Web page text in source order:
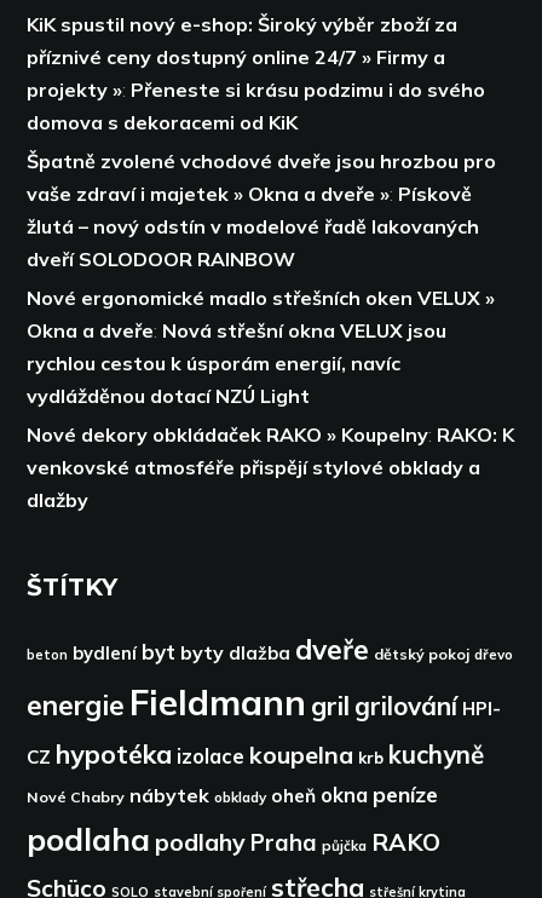
KiK spustil nový e-shop: Široký výběr zboží za
příznivé ceny dostupný online 24/7 » Firmy a
projekty »: Přeneste si krásu podzimu i do svého
domova s dekoracemi od KiK
Špatně zvolené vchodové dveře jsou hrozbou pro
vaše zdraví i majetek » Okna a dveře »: Pískově
žlutá – nový odstín v modelové řadě lakovaných
dveří SOLODOOR RAINBOW
Nové ergonomické madlo střešních oken VELUX »
Okna a dveře: Nová střešní okna VELUX jsou
rychlou cestou k úsporám energií, navíc
vydlážděnou dotací NZÚ Light
Nové dekory obkládaček RAKO » Koupelny: RAKO: K
venkovské atmosféře přispějí stylové obklady a
dlažby
ŠTÍTKY
beton bydlení byt byty dlažba dveře dětský pokoj dřevo
energie Fieldmann gril grilování HPI-
CZ hypotéka izolace koupelna krb kuchyně
Nové Chabry nábytek obklady oheň okna peníze
podlaha podlahy Praha půjčka RAKO
Schüco SOLO stavební spoření střecha střešní krytina